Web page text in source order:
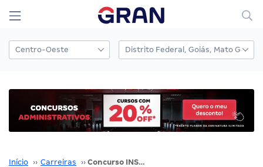
Início ›› Carreiras ›› Concurso INSS 2016: Divulgada a concorrência por vagas. Provas no dia 15 de maio!